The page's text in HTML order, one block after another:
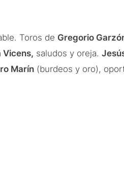
Toros de Gregorio
Vicens, saludos y oreja.
Marín (burdeos y oro),